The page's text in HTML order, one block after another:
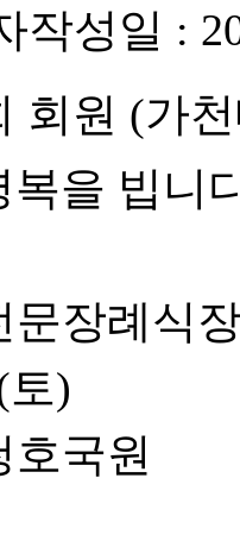
작성일 :
회원 (가
복을 빕니
문장례식
토)
호국원